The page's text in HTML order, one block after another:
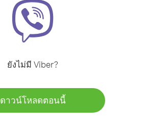
ยังไม่มี Viber?
ดาวน์โหลดตอนนี้